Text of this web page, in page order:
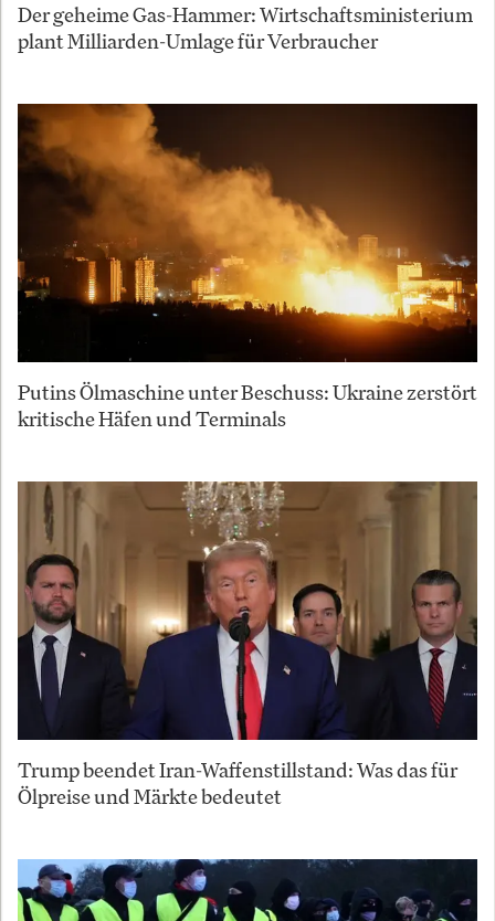
Der geheime Gas-Hammer: Wirtschaftsministerium
plant Milliarden-Umlage für Verbraucher
Putins Ölmaschine unter Beschuss: Ukraine zerstört
kritische Häfen und Terminals
Trump beendet Iran-Waffenstillstand: Was das für
Ölpreise und Märkte bedeutet